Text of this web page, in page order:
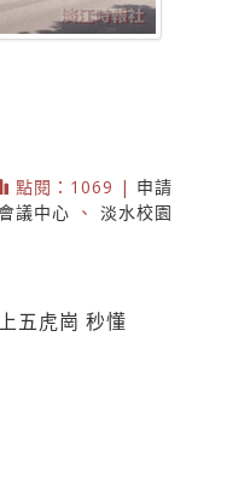
點閱：1069 | 申請
議中心 、 淡水校園
五虎崗 秒懂